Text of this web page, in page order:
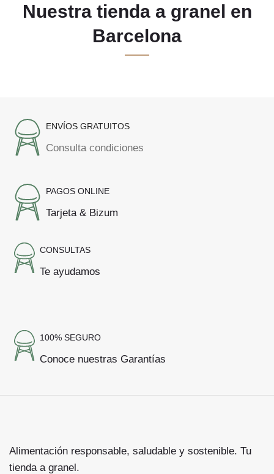
Nuestra tienda a granel en
Barcelona
ENVÍOS GRATUITOS
Consulta condiciones
PAGOS ONLINE
Tarjeta & Bizum
CONSULTAS
Te ayudamos
100% SEGURO
Conoce nuestras Garantías
Alimentación responsable, saludable y sostenible. Tu
tienda a granel.